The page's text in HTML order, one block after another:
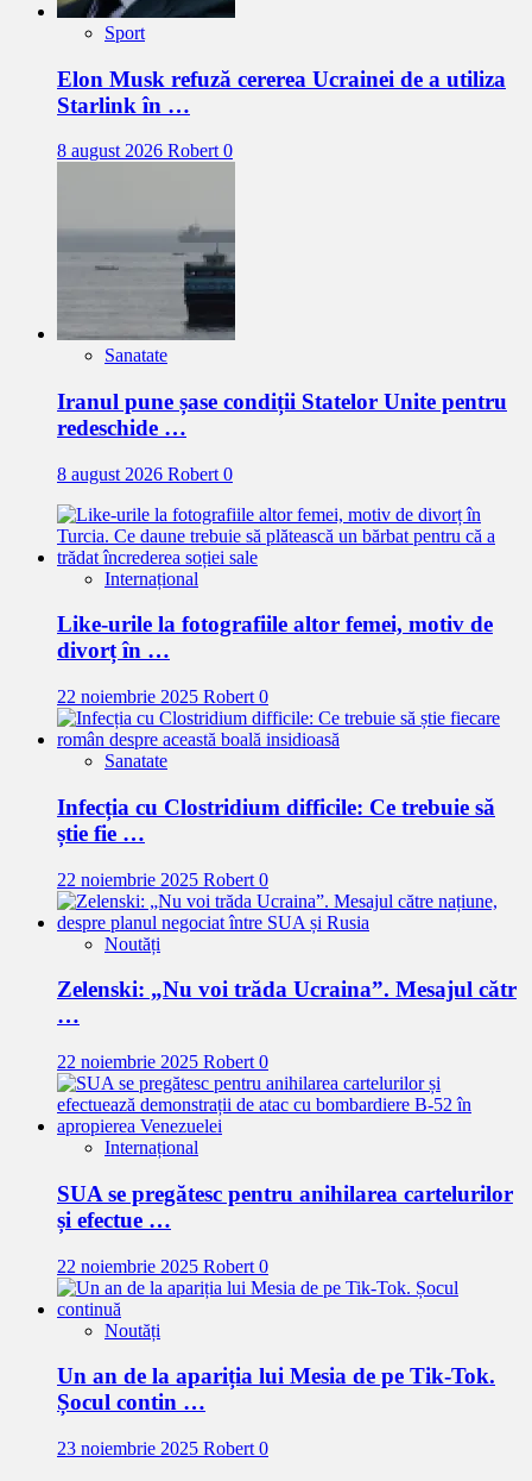
Sport
Elon Musk refuză cererea Ucrainei de a utiliza
Starlink în …
8 august 2026 Robert 0
Sanatate
Iranul pune șase condiții Statelor Unite pentru
redeschide …
8 august 2026 Robert 0
Internațional
Like-urile la fotografiile altor femei, motiv de
divorț în …
22 noiembrie 2025 Robert 0
Sanatate
Infecția cu Clostridium difficile: Ce trebuie să
știe fie …
22 noiembrie 2025 Robert 0
Noutăți
Zelenski: „Nu voi trăda Ucraina”. Mesajul cătr
…
22 noiembrie 2025 Robert 0
Internațional
SUA se pregătesc pentru anihilarea cartelurilor
și efectue …
22 noiembrie 2025 Robert 0
Noutăți
Un an de la apariția lui Mesia de pe Tik-Tok.
Șocul contin …
23 noiembrie 2025 Robert 0